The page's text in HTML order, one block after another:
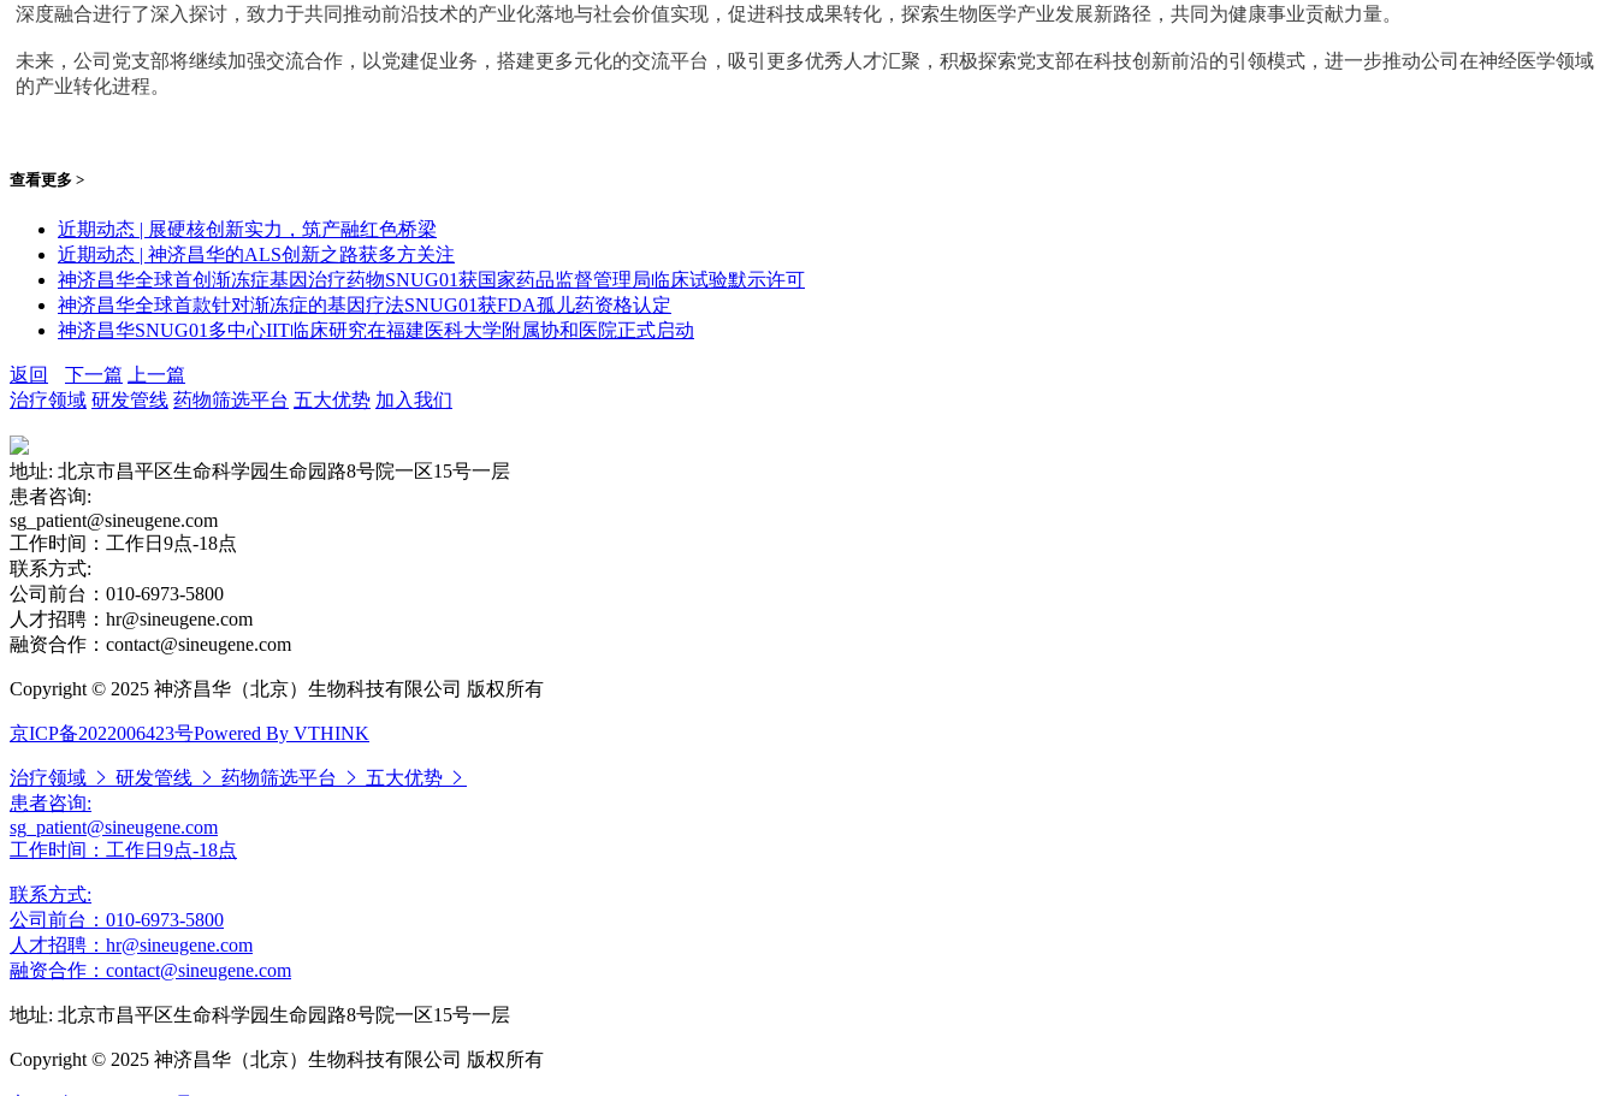
深度融合进行了深入探讨，致力于共同推动前沿技术的产业化落地与社会价值实现，促进科技成果转化，探索生物医学产业发展新路径，共同为健康事业贡献力量。
未来，公司党支部将继续加强交流合作，以党建促业务，搭建更多元化的交流平台，吸引更多优秀人才汇聚，积极探索党支部在科技创新前沿的引领模式，进一步推动公司在神经医学领域
的产业转化进程。
查看更多 >
近期动态 | 展硬核创新实力，筑产融红色桥梁
近期动态 | 神济昌华的ALS创新之路获多方关注
神济昌华全球首创渐冻症基因治疗药物SNUG01获国家药品监督管理局临床试验默示许可
神济昌华全球首款针对渐冻症的基因疗法SNUG01获FDA孤儿药资格认定
神济昌华SNUG01多中心IIT临床研究在福建医科大学附属协和医院正式启动
返回 下一篇
上一篇
治疗领域 研发管线 药物筛选平台 五大优势 加入我们
地址: 北京市昌平区生命科学园生命园路8号院一区15号一层
患者咨询:
sg_patient@sineugene.com
工作时间：工作日9点-18点
联系方式:
公司前台：010-6973-5800
人才招聘：hr@sineugene.com
融资合作：contact@sineugene.com
Copyright © 2025 神济昌华（北京）生物科技有限公司 版权所有
京ICP备2022006423号Powered By VTHINK
治疗领域 研发管线 药物筛选平台
五大优势
患者咨询:
sg_patient@sineugene.com
工作时间：工作日9点-18点
联系方式:
公司前台：010-6973-5800
人才招聘：hr@sineugene.com
融资合作：contact@sineugene.com
地址: 北京市昌平区生命科学园生命园路8号院一区15号一层
Copyright © 2025 神济昌华（北京）生物科技有限公司 版权所有